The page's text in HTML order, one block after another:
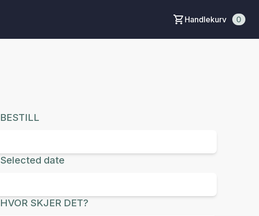
Handlekurv 0
BESTILL
Selected date
HVOR SKJER DET?